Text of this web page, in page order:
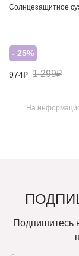
Солнцезащитное
- 25%
974₽ 1 299₽
На
Подпишитесь